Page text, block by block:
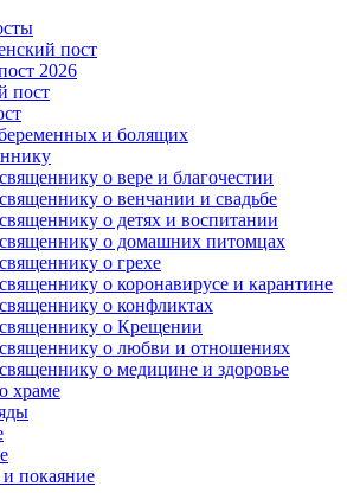
пост
2026
пост
и болящих
о вере и благочестии
о венчании и свадьбе
о детях и воспитании
о домашних питомцах
о грехе
о коронавирусе и карантине
о конфликтах
о Крещении
о любви и отношениях
о медицине и здоровье
храме
покаяние